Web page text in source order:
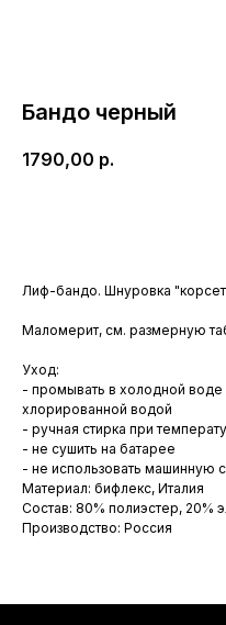
Бандо черный
1790,00 р.
Лиф-бандо. Шнуровка
Маломерит, см. размерную
Уход:
- промывать в холодной воде
хлорированной водой
- ручная стирка при
- не сушить на батарее
- не использовать машинную
Материал: бифлекс, Италия
Состав: 80% полиэстер, 20%
Производство: Россия